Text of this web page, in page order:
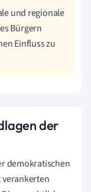
und regionale
Bürgern
Einfluss zu
der
demokratischen
verankerten